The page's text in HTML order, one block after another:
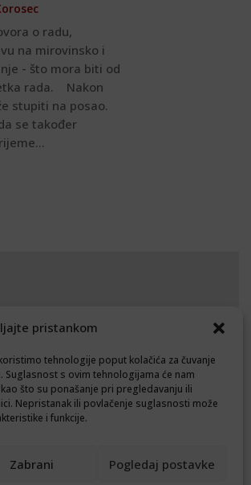
pristankom
tehnologije poput kolačića za čuvanje
s ovim tehnologijama će nam
što su ponašanje pri pregledavanju ili
Nepristanak ili povlačenje suglasnosti može
i funkcije.
Zabrani Pogledaj postavke
o radu,
na mirovinsko i
- što mora biti od
rada. Nakon
stupiti na posao.
se također